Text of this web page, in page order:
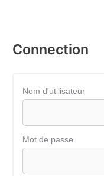
Connection
Nom d'utilisateur
Mot de passe